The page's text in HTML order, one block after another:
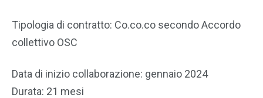
Tipologia di contratto: Co.co.co secondo Accordo
collettivo OSC
Data di inizio collaborazione: gennaio 2024
Durata: 21 mesi